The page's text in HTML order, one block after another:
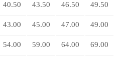
40.50 43.50 46.50 49.50
43.00 45.00 47.00 49.00
54.00 59.00 64.00 69.00